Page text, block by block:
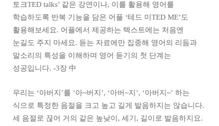
토크TED talks’ 같은 강연이나, 이를 활용해 영어를
학습하도록 반복 기능을 담은 어플 ‘테드 미TED ME’도
활용해보세요. 어플에서 제공하는 텍스트에는 처음엔
눈길도 주지 마세요. 듣는 자료에만 집중해 영어의 리듬과
말소리의 특성을 이해하며 영어 듣기의 첫 단계는
성공입니다. -3장 中
우리는 ‘아버지’를 ‘아~버지’, ‘아버~지’, ‘아버지~’ 하는
식으로 특정한 음절을 크고 높고 길게 발음하지는 않습니다.
세 음절로 끊어 거의 같은 높낮이, 세기, 길이로 발음하지요.